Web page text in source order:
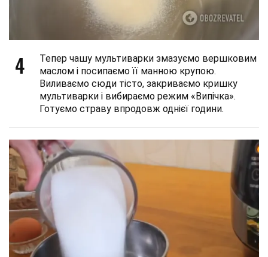
4
Тепер чашу мультиварки змазуємо вершковим
маслом і посипаємо її манною крупою.
Виливаємо сюди тісто, закриваємо кришку
мультиварки і вибираємо режим «Випічка».
Готуємо страву впродовж однієї години.